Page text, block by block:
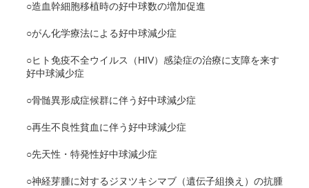
○造血幹細胞移植時の好中球数の増加促進
○がん化学療法による好中球減少症
○ヒト免疫不全ウイルス（HIV）感染症の治療に支障を来す
好中球減少症
○骨髄異形成症候群に伴う好中球減少症
○再生不良性貧血に伴う好中球減少症
○先天性・特発性好中球減少症
○神経芽腫に対するジヌツキシマブ（遺伝子組換え）の抗腫